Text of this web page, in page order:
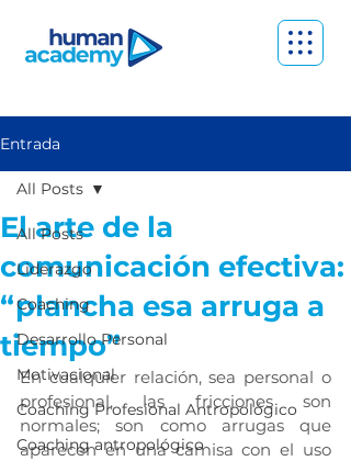
Entrada
All Posts
Liderazgo
Coaching
Desarrollo Personal
Motivacional
Coaching Profesional Antropológico
Coaching antropológico
All Posts
El arte de la
comunicación efectiva:
“plancha esa arruga a
tiempo”
En cualquier relación, sea personal o
profesional, las fricciones son
normales; son como arrugas que
aparecen en una camisa con el uso